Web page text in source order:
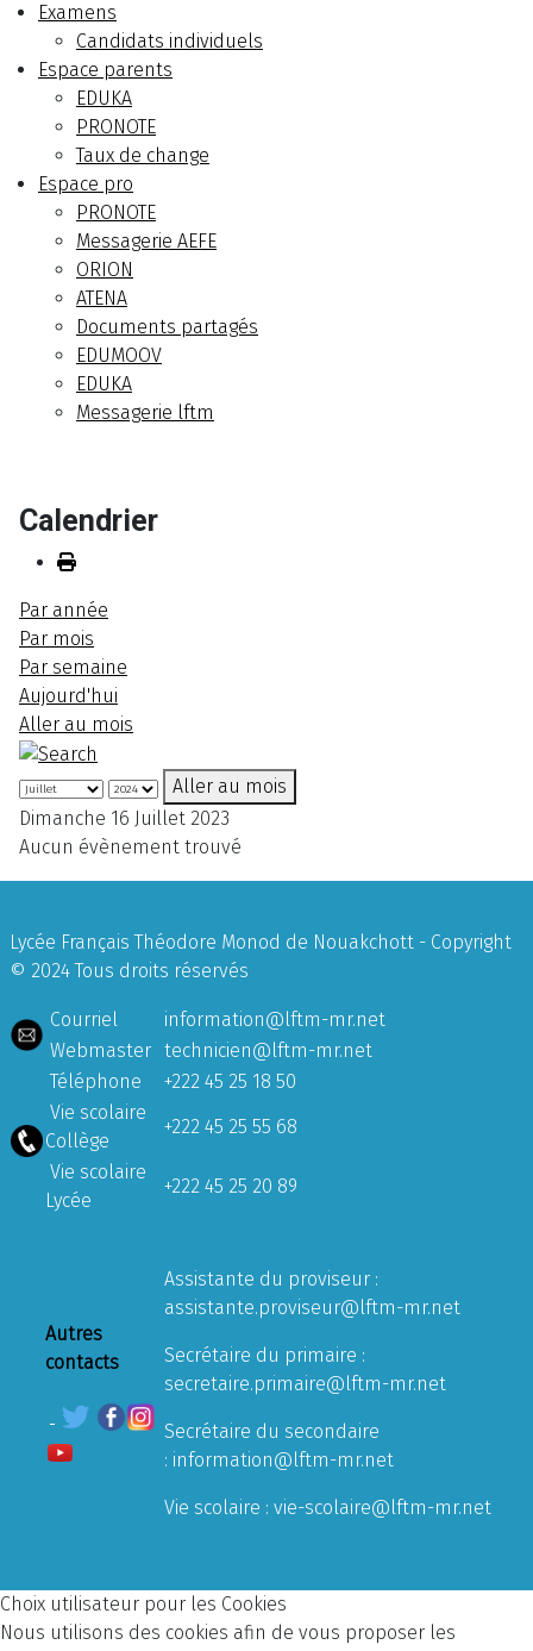
Examens
Candidats individuels
Espace parents
EDUKA
PRONOTE
Taux de change
Espace pro
PRONOTE
Messagerie AEFE
ORION
ATENA
Documents partagés
EDUMOOV
EDUKA
Messagerie lftm
Calendrier
Par année
Par mois
Par semaine
Aujourd'hui
Aller au mois
Aller au mois
Dimanche 16 Juillet 2023
Aucun évènement trouvé
Lycée Français Théodore Monod de Nouakchott - Copyright
© 2024 Tous droits réservés
Courriel
information@lftm-mr.net
Webmaster technicien@lftm-mr.net
Téléphone
+222 45 25 18 50
Vie scolaire
Collège
+222 45 25 55 68
Vie scolaire
Lycée
+222 45 25 20 89
Autres
contacts
Assistante du proviseur :
assistante.proviseur@lftm-mr.net
Secrétaire du primaire :
secretaire.primaire@lftm-mr.net
Secrétaire du secondaire
: information@lftm-mr.net
Vie scolaire : vie-scolaire@lftm-mr.net
Choix utilisateur pour les Cookies
Nous utilisons des cookies afin de vous proposer les